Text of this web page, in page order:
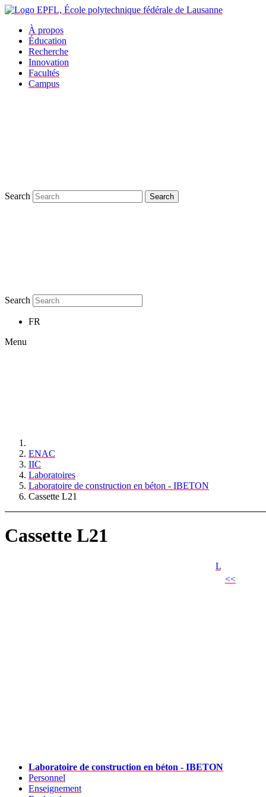
À propos
Éducation
Recherche
Innovation
Facultés
Campus
Search Search
Search
FR
Menu
ENAC
IIC
Laboratoires
Laboratoire de construction en béton - IBETON
Cassette L21
Cassette L21
L
<<
Laboratoire de construction en béton - IBETON
Personnel
Enseignement